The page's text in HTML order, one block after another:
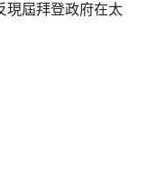
現屆拜登政府在太